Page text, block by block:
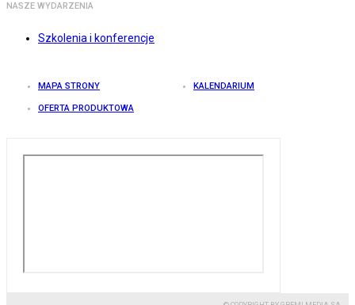
NASZE WYDARZENIA
Szkolenia i konferencje
MAPA STRONY KALENDARIUM
OFERTA PRODUKTOWA